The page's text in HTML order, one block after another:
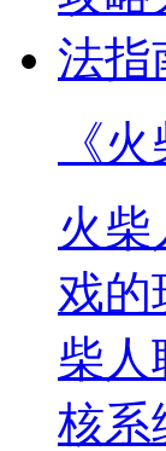
《
火
戏的
柴人
核系